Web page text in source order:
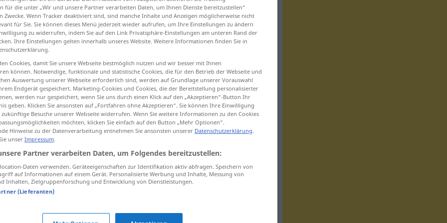
erfolgversprechendGeschäft etc
für "erfolgversprechend"
geprüft)
more
erfolgversprechender.
für die unter „Wir und unsere Partner verarbeiten Daten, um Ihnen Dienste bereitzustellen“
Zwecke. Wenn Tracker deaktiviert sind, sind manche Inhalte und Anzeigen möglicherweise nicht
für Sie. Sie können dieses Menü jederzeit wieder aufrufen, um Ihre Einstellungen zu ändern
zu widerrufen, indem Sie auf den Link Privatsphäre-Einstellungen am unteren Rand der
Ihre Einstellungen gelten innerhalb unseres Website. Weitere Informationen finden Sie in
Cookies, damit Sie unsere Webseite bestmöglich nutzen und wir besser mit Ihnen
können. Notwendige, funktionale und statistische Cookies, die für den Betrieb der Webseite und
Auswertung unserer Webseite erforderlich sind, werden auf Grundlage unserer Vorauswahl
Endgerät gespeichert. Marketing-Cookies und Cookies, die der Bereitstellung personalisierter
werden nur gespeichert, wenn Sie uns durch einen Klick auf den „Akzeptieren“-Button Ihr
geben. Klicken Sie ansonsten auf „Fortfahren ohne Akzeptieren“. Sie können Ihre Einwilligung
Besuche unserer Webseite widerrufen. Wenn Sie weitere Informationen zu den Cookies
möchten, klicken Sie einfach auf den Button „Mehr Optionen“.
Hinweise zu der Datenverarbeitung entnehmen Sie ansonsten unserer Datenschutzerklärung.
unser Impressum.
Partner verarbeiten Daten, um Folgendes bereitzustellen:
Daten verwenden. Geräteeigenschaften zur Identifikation aktiv abfragen. Speichern von
auf Informationen auf einem Gerät. Personalisierte Werbung und Inhalte, Messung von
Inhalten, Zielgruppenforschung und Entwicklung von Dienstleistungen.
(Lieferanten)